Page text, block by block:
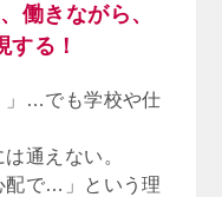
働きながら、
する！
」…でも学校や仕
通えない。
配で…」という理